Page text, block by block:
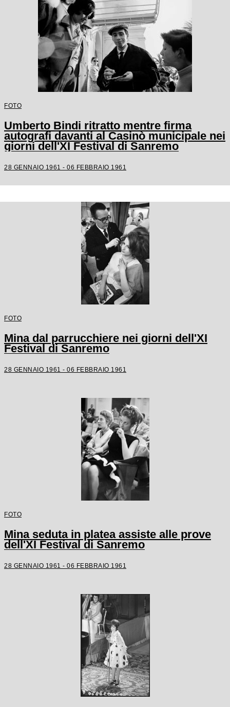
FOTO
Umberto Bindi ritratto mentre firma
autografi davanti al Casinò municipale nei
giorni dell'XI Festival di Sanremo
28 GENNAIO 1961 - 06 FEBBRAIO 1961
FOTO
Mina dal parrucchiere nei giorni dell'XI
Festival di Sanremo
28 GENNAIO 1961 - 06 FEBBRAIO 1961
FOTO
Mina seduta in platea assiste alle prove
dell'XI Festival di Sanremo
28 GENNAIO 1961 - 06 FEBBRAIO 1961